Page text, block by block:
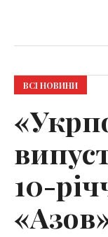
ВСІ НОВИНИ
10-